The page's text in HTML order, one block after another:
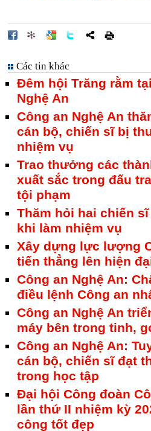
Các tin khác
Đêm hội Trăng rằm
Nghệ An
Công an Nghệ An
cán bộ, chiến sĩ bị
nhiệm vụ
Trao thưởng các
xuất sắc trong đấu
tội phạm
Thăm hỏi hai chiến
khi làm nhiệm vụ
Xây dựng lực lượng
tiến thẳng lên hiện
Công an Nghệ An:
điều lệnh Công an
Công an Nghệ An
máy bên trong tinh,
Công an Nghệ An:
cán bộ, chiến sĩ đạt
trong học tập
Đại hội Công đoàn
lần thứ II nhiệm kỳ
công tốt đẹp